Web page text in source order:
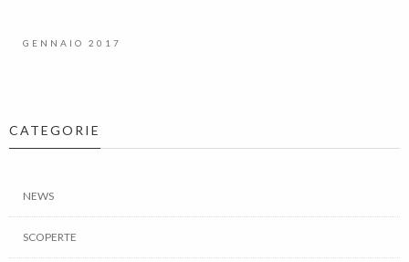
GENNAIO 2017
CATEGORIE
NEWS
SCOPERTE